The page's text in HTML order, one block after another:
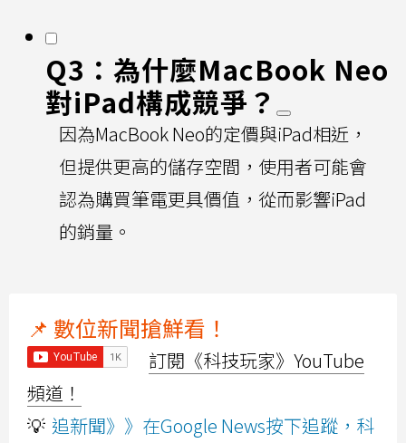
Q3：為什麼MacBook Neo
對iPad構成競爭？
因為MacBook Neo的定價與iPad相近，
但提供更高的儲存空間，使用者可能會
認為購買筆電更具價值，從而影響iPad
的銷量。
📌 數位新聞搶鮮看！
訂閱《科技玩家》YouTube
頻道！
💡 追新聞》》在Google News按下追蹤，科